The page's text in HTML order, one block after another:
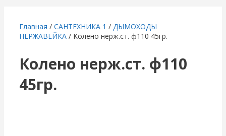
Главная / САНТЕХНИКА 1 / ДЫМОХОДЫ
НЕРЖАВЕЙКА / Колено нерж.ст. ф110 45гр.
Колено нерж.ст. ф110
45гр.